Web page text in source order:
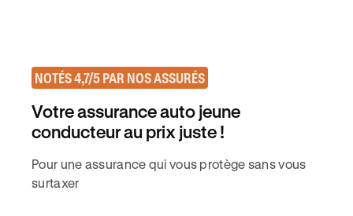
NOTÉS 4,7/5 PAR NOS ASSURÉS
Votre assurance auto jeune
conducteur au prix juste !
Pour une assurance qui vous protège sans vous
surtaxer